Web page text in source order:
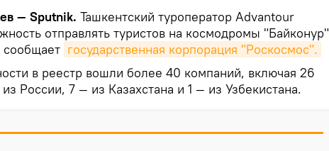
— Sputnik. Ташкентский туроператор Advantour
отправлять туристов на космодромы "Байконур"
государственная корпорация "Роскосмос".
в реестр вошли более 40 компаний, включая 26
России, 7 — из Казахстана и 1 — из Узбекистана.